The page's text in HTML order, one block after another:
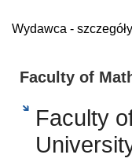
Wydawca - szczegóły
Faculty of
Faculty